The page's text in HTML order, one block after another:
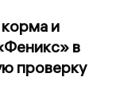
и
в
проверку